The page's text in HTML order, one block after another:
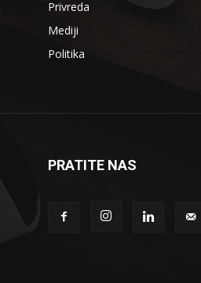
Privreda
Mediji
Politika
PRATITE NAS